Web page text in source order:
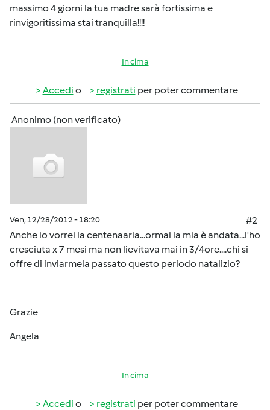
massimo 4 giorni la tua madre sarà fortissima e
rinvigoritissima stai tranquilla!!!!
In cima
Accedi o registrati per poter commentare
Anonimo (non verificato)
Ven, 12/28/2012 - 18:20
#2
Anche io vorrei la centenaaria...ormai la mia è andata...l'ho
cresciuta x 7 mesi ma non lievitava mai in 3/4ore....chi si
offre di inviarmela passato questo periodo natalizio?
Grazie
Angela
In cima
Accedi o registrati per poter commentare